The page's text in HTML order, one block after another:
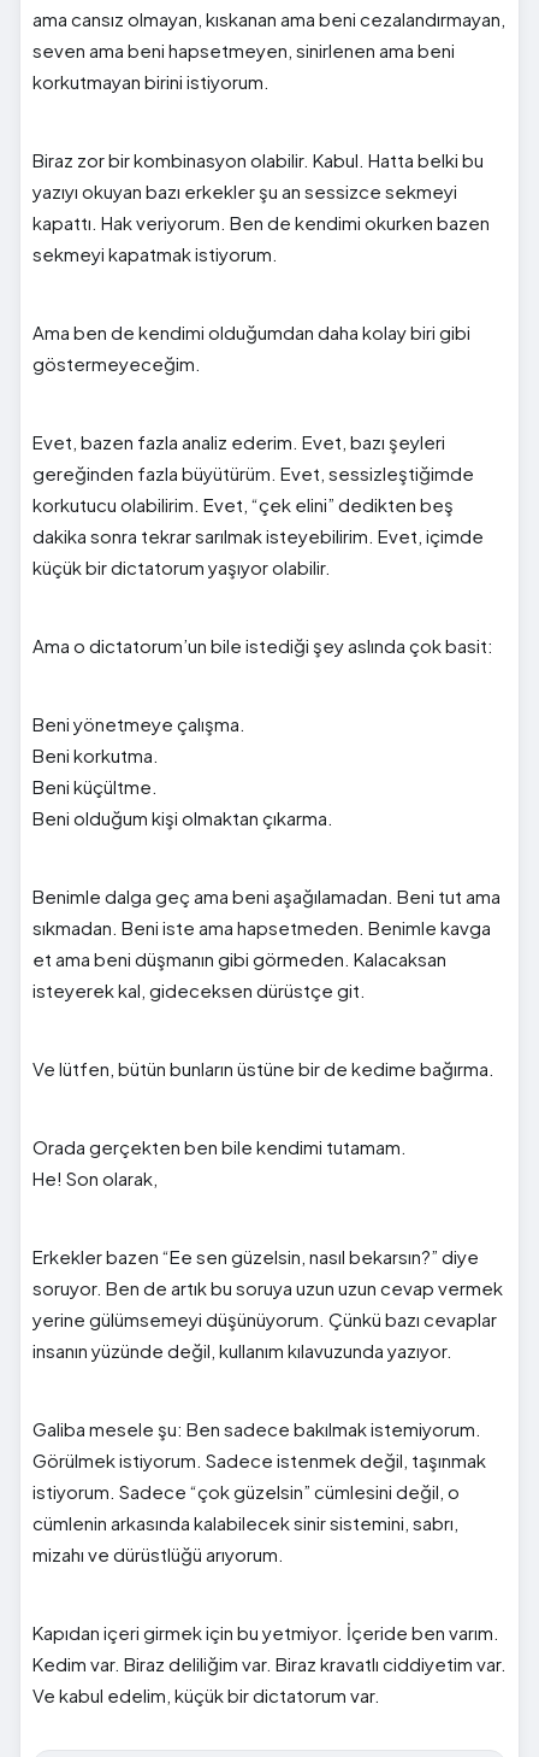
ama cansız olmayan, kıskanan ama beni cezalandırmayan,
seven ama beni hapsetmeyen, sinirlenen ama beni
korkutmayan birini istiyorum.
Biraz zor bir kombinasyon olabilir. Kabul. Hatta belki bu
yazıyı okuyan bazı erkekler şu an sessizce sekmeyi
kapattı. Hak veriyorum. Ben de kendimi okurken bazen
sekmeyi kapatmak istiyorum.
Ama ben de kendimi olduğumdan daha kolay biri gibi
göstermeyeceğim.
Evet, bazen fazla analiz ederim. Evet, bazı şeyleri
gereğinden fazla büyütürüm. Evet, sessizleştiğimde
korkutucu olabilirim. Evet, “çek elini” dedikten beş
dakika sonra tekrar sarılmak isteyebilirim. Evet, içimde
küçük bir dictatorum yaşıyor olabilir.
Ama o dictatorum’un bile istediği şey aslında çok basit:
Beni yönetmeye çalışma.
Beni korkutma.
Beni küçültme.
Beni olduğum kişi olmaktan çıkarma.
Benimle dalga geç ama beni aşağılamadan. Beni tut ama
sıkmadan. Beni iste ama hapsetmeden. Benimle kavga
et ama beni düşmanın gibi görmeden. Kalacaksan
isteyerek kal, gideceksen dürüstçe git.
Ve lütfen, bütün bunların üstüne bir de kedime bağırma.
Orada gerçekten ben bile kendimi tutamam.
He! Son olarak,
Erkekler bazen “Ee sen güzelsin, nasıl bekarsın?” diye
soruyor. Ben de artık bu soruya uzun uzun cevap vermek
yerine gülümsemeyi düşünüyorum. Çünkü bazı cevaplar
insanın yüzünde değil, kullanım kılavuzunda yazıyor.
Galiba mesele şu: Ben sadece bakılmak istemiyorum.
Görülmek istiyorum. Sadece istenmek değil, taşınmak
istiyorum. Sadece “çok güzelsin” cümlesini değil, o
cümlenin arkasında kalabilecek sinir sistemini, sabrı,
mizahı ve dürüstlüğü arıyorum.
Kapıdan içeri girmek için bu yetmiyor. İçeride ben varım.
Kedim var. Biraz deliliğim var. Biraz kravatlı ciddiyetim var.
Ve kabul edelim, küçük bir dictatorum var.